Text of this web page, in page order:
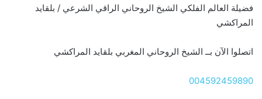
فضيلة العالم الفلكي الشيخ الروحاني الراقي الشرعي / بلقايد
المراكشي
اتصلوا الآن بــ الشيخ الروحاني المغربي بلقايد المراكشي
004592459890